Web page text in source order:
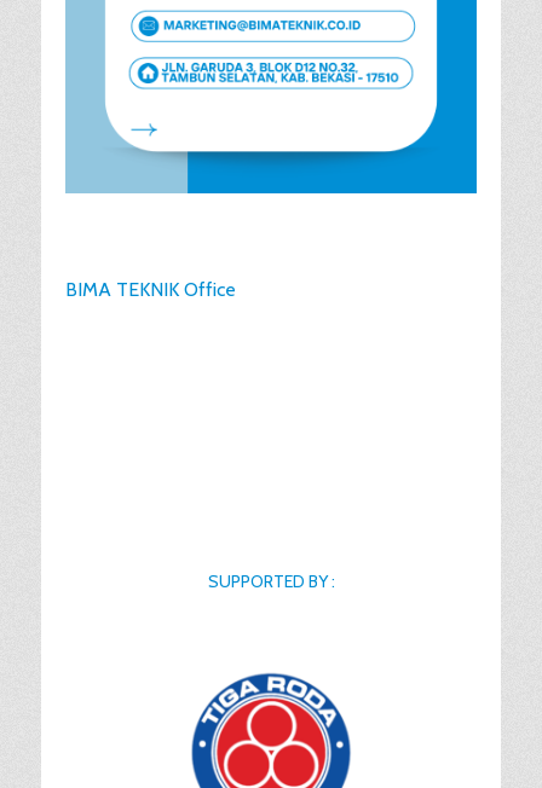
BIMA TEKNIK Office
SUPPORTED BY :